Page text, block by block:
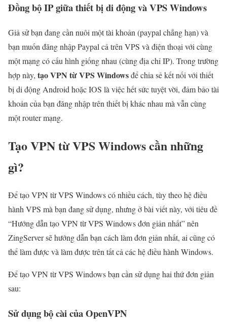
Đồng bộ IP giữa thiết bị di động và VPS Windows
Giả sử bạn đang cần nuôi một tài khoản (paypal chẳng hạn) và
bạn muốn đăng nhập Paypal cả trên VPS và điện thoại với cùng
một mạng có cấu hình giống nhau (cùng địa chỉ IP). Trong trường
hợp này, tạo VPN từ VPS Windowsđể chia sẻ kết nối với thiết
bị di động Android hoặc IOS là việc hết sức tuyệt vời, đảm bảo tài
khoản của bạn đăng nhập trên thiết bị khác nhau mà vẫn cùng
một router mạng.
Tạo VPN từ VPS Windows cần những
gì?
Để tạo VPN từ VPS Windows có nhiều cách, tùy theo hệ điều
hành VPS mà bạn đang sử dụng, nhưng ở bài viết này, với tiêu đề
“Hướng dẫn tạo VPN từ VPS Windows đơn giản nhất” nên
ZingServer sẽ hướng dẫn bạn cách làm đơn giản nhất, ai cũng có
thể làm được và làm được trên tất cả các hệ điều hành Windows.
Để tạo VPN từ VPS Windows bạn cần sử dụng hai thứ đơn giản
sau:
Sử dụng bộ cài của OpenVPN